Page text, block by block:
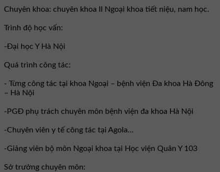
Chuyên khoa: chuyên khoa II Ngoại khoa tiết niệu, nam học.
Trình độ học vấn:
-Đại học Y Hà Nội
Quá trình công tác:
- Từng công tác tại khoa Ngoại – bệnh viện Đa khoa Hà Đông
– Hà Nội
-PGĐ phụ trách chuyên môn bệnh viện đa khoa Hà Nội
-Chuyên viên y tế công tác tại Agola...
-Giảng viên bộ môn Ngoại khoa tại Học viện Quân Y 103
Sở trưởng chuyên môn: